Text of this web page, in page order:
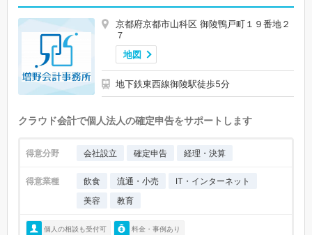
京都府京都市山科区 御陵鴨戸町１９番地２
７
地図
地下鉄東西線御陵駅徒歩5分
クラウド会計で個人法人の確定申告をサポートします
得意分野 会社設立 確定申告 経理・決算
得意業種 飲食 流通・小売
IT・インターネット
美容
教育
個人の相談も受付可 料金・事例あり